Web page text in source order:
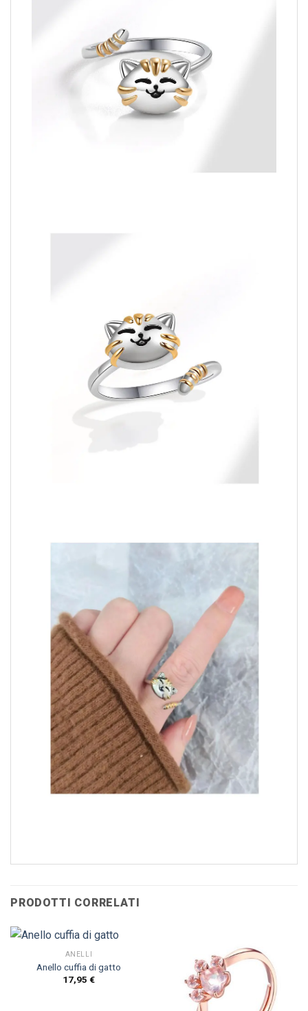
PRODOTTI CORRELATI
ANELLI
Anello cuffia di gatto
17,95 €